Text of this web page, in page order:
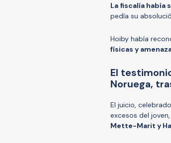
La fiscalía había
pedía su
Hoiby había
físicas y
El
Noruega,
El juicio,
excesos del
Mette-Marit y